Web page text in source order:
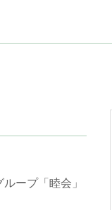
ープ「睦会」